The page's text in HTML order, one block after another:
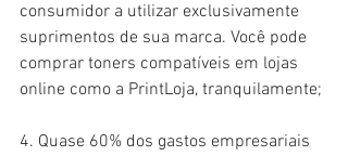
consumidor a utilizar exclusivamente
suprimentos de sua marca. Você pode
comprar toners compatíveis em lojas
online como a PrintLoja, tranquilamente;
4. Quase 60% dos gastos empresariais